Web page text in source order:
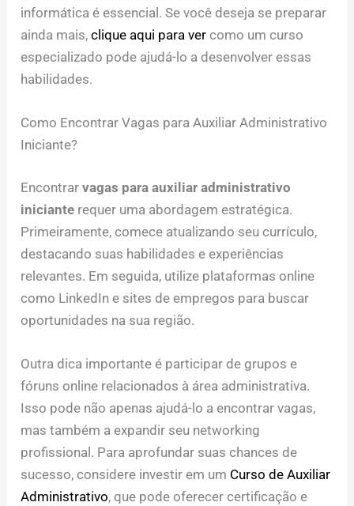
informática é essencial. Se você deseja se preparar
ainda mais,clique aqui para ver como um curso
especializado pode ajudá-lo a desenvolver essas
habilidades.
Como Encontrar Vagas para Auxiliar Administrativo
Iniciante?
Encontrarvagas para auxiliar administrativo
iniciante requer uma abordagem estratégica.
Primeiramente, comece atualizando seu currículo,
destacando suas habilidades e experiências
relevantes. Em seguida, utilize plataformas online
como LinkedIn e sites de empregos para buscar
oportunidades na sua região.
Outra dica importante é participar de grupos e
fóruns online relacionados à área administrativa.
Isso pode não apenas ajudá-lo a encontrar vagas,
mas também a expandir seu networking
profissional. Para aprofundar suas chances de
sucesso, considere investir em um Curso de Auxiliar
Administrativo, que pode oferecer certificação e